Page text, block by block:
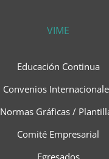
VIME
Educación Continua
Convenios
Normas Gráficas /
Comité Empresarial
Egresados